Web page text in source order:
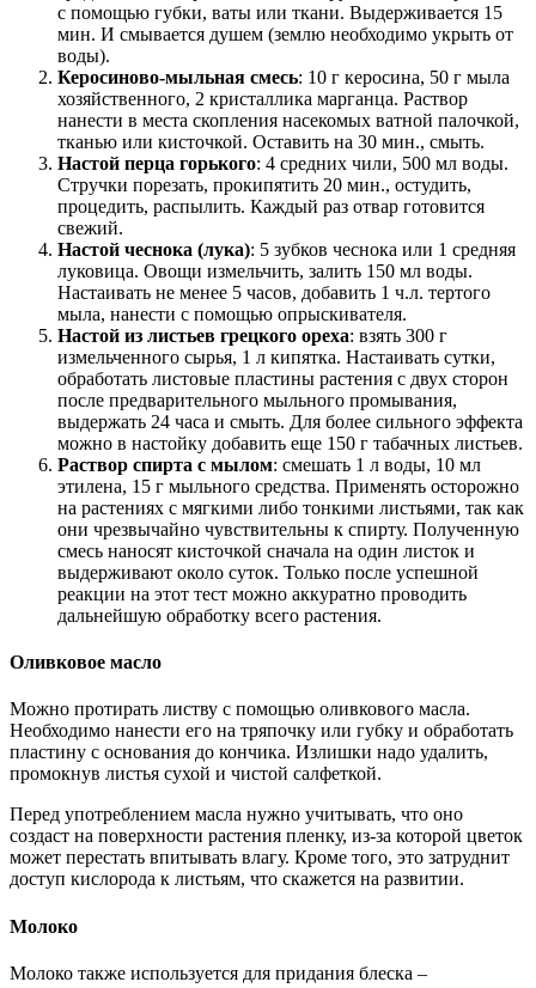
с помощью губки, ваты или ткани. Выдерживается 15
мин. И смывается душем (землю необходимо укрыть от
воды).
Керосиново-мыльная смесь: 10 г керосина, 50 г мыла
хозяйственного, 2 кристаллика марганца. Раствор
нанести в места скопления насекомых ватной палочкой,
тканью или кисточкой. Оставить на 30 мин., смыть.
Настой перца горького: 4 средних чили, 500 мл воды.
Стручки порезать, прокипятить 20 мин., остудить,
процедить, распылить. Каждый раз отвар готовится
свежий.
Настой чеснока (лука): 5 зубков чеснока или 1 средняя
луковица. Овощи измельчить, залить 150 мл воды.
Настаивать не менее 5 часов, добавить 1 ч.л. тертого
мыла, нанести с помощью опрыскивателя.
Настой из листьев грецкого ореха: взять 300 г
измельченного сырья, 1 л кипятка. Настаивать сутки,
обработать листовые пластины растения с двух сторон
после предварительного мыльного промывания,
выдержать 24 часа и смыть. Для более сильного эффекта
можно в настойку добавить еще 150 г табачных листьев.
Раствор спирта с мылом: смешать 1 л воды, 10 мл
этилена, 15 г мыльного средства. Применять осторожно
на растениях с мягкими либо тонкими листьями, так как
они чрезвычайно чувствительны к спирту. Полученную
смесь наносят кисточкой сначала на один листок и
выдерживают около суток. Только после успешной
реакции на этот тест можно аккуратно проводить
дальнейшую обработку всего растения.
Оливковое масло
Можно протирать листву с помощью оливкового масла.
Необходимо нанести его на тряпочку или губку и обработать
пластину с основания до кончика. Излишки надо удалить,
промокнув листья сухой и чистой салфеткой.
Перед употреблением масла нужно учитывать, что оно
создаст на поверхности растения пленку, из-за которой цветок
может перестать впитывать влагу. Кроме того, это затруднит
доступ кислорода к листьям, что скажется на развитии.
Молоко
Молоко также используется для придания блеска –